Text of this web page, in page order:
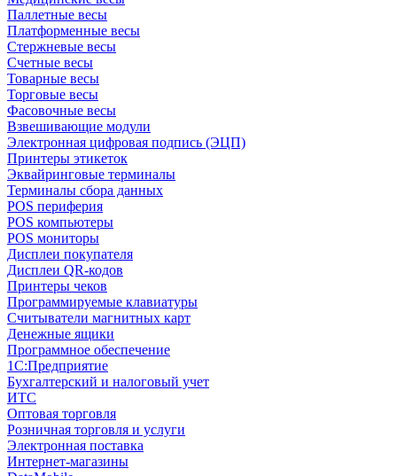
Паллетные весы
Платформенные весы
Стержневые весы
Счетные весы
Товарные весы
Торговые весы
Фасовочные весы
Взвешивающие модули
Электронная цифровая подпись (ЭЦП)
Принтеры этикеток
Эквайринговые терминалы
Терминалы сбора данных
POS периферия
POS компьютеры
POS мониторы
Дисплеи покупателя
Дисплеи QR-кодов
Принтеры чеков
Программируемые клавиатуры
Считыватели магнитных карт
Денежные ящики
Программное обеспечение
1С:Предприятие
Бухгалтерский и налоговый учет
ИТС
Оптовая торговля
Розничная торговля и услуги
Электронная поставка
Интернет-магазины